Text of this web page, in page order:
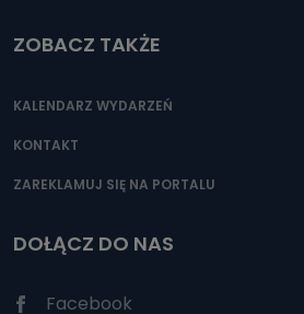
ZOBACZ TAKŻE
KALENDARZ WYDARZEŃ
KONTAKT
ZAREKLAMUJ SIĘ NA PORTALU
DOŁĄCZ DO NAS
Facebook